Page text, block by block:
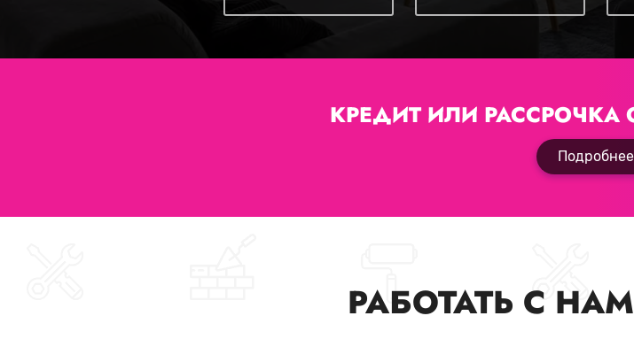
КРЕДИТ ИЛИ РАССРОЧКА
Подробнее
РАБОТАТЬ С